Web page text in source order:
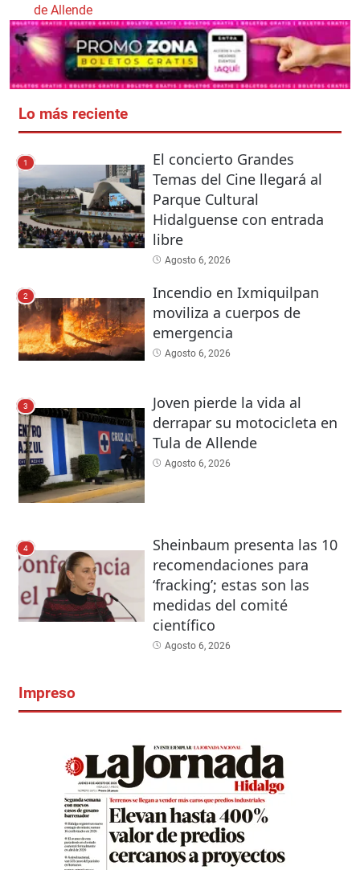
de Allende
Lo más reciente
1
El concierto Grandes
Temas del Cine llegará al
Parque Cultural
Hidalguense con entrada
libre
Agosto 6, 2026
2
Incendio en Ixmiquilpan
moviliza a cuerpos de
emergencia
Agosto 6, 2026
3
Joven pierde la vida al
derrapar su motocicleta en
Tula de Allende
Agosto 6, 2026
4
Sheinbaum presenta las 10
recomendaciones para
‘fracking’; estas son las
medidas del comité
científico
Agosto 6, 2026
Impreso